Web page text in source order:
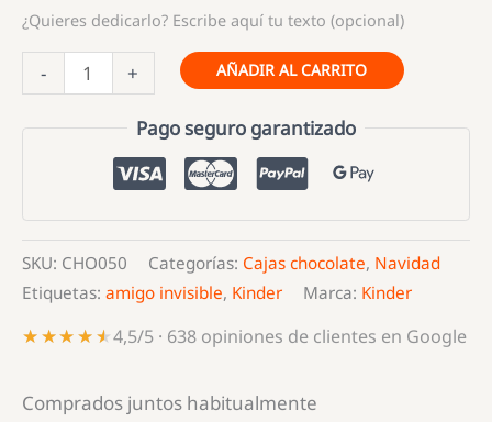
¿Quieres dedicarlo? Escribe aquí tu texto (opcional)
-
Estuche
de
chocolates
invisible
cantidad
+ AÑADIR AL CARRITO
Pago seguro garantizado
SKU: CHO050 Categorías: Cajas chocolate, Navidad
Etiquetas: amigo invisible, Kinder Marca: Kinder
★★★★★
★★★★★4,5/5 · 638 opiniones de clientes en Google
Comprados juntos habitualmente